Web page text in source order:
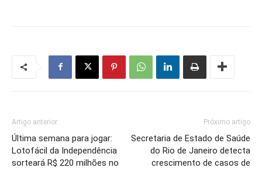
Artigo anterior
Última semana para jogar:
Lotofácil da Independência
sorteará R$ 220 milhões no
Próximo artigo
Secretaria de Estado de Saúde
do Rio de Janeiro detecta
crescimento de casos de